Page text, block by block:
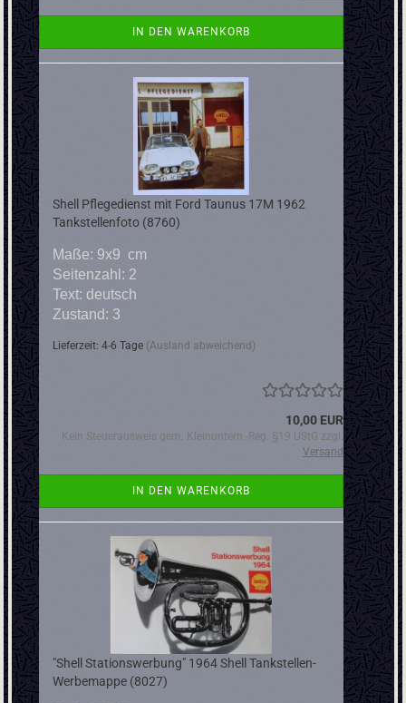
IN DEN WARENKORB
Shell Pflegedienst mit Ford Taunus 17M 1962
Tankstellenfoto (8760)
Maße: 9x9 cm
Seitenzahl: 2
Text: deutsch
Zustand: 3
Lieferzeit: 4-6 Tage (Ausland abweichend)
10,00 EUR
Kein Steuerausweis gem. Kleinuntern.-Reg. §19 UStG zzgl.
Versand
IN DEN WARENKORB
"Shell Stationswerbung" 1964 Shell Tankstellen-
Werbemappe (8027)